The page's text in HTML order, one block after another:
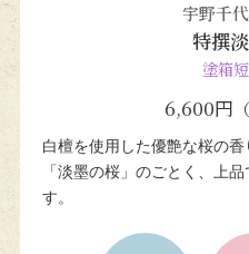
宇野千
特撰
塗箱
6,600円
白檀を使用した優艶な桜の香
「淡墨の桜」のごとく、
上
す。